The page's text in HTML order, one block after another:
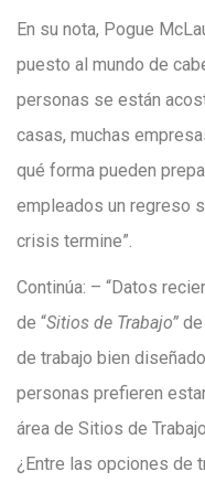
En su nota, Pogue
puesto al mundo de
personas se están
casas, muchas
qué forma pueden
empleados un regreso
crisis termine”.
Continúa: – “Datos
de “Sitios de Trabajo”
de trabajo bien
personas prefieren
área de Sitios de
¿Entre las opciones de